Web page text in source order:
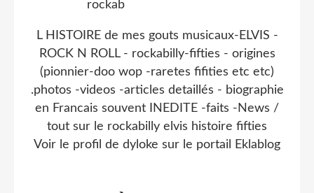
L HISTOIRE de mes gouts musicaux-ELVIS -
ROCK N ROLL - rockabilly-fifties - origines
(pionnier-doo wop -raretes fifities etc etc)
.photos -videos -articles detaillés - biographie
en Francais souvent INEDITE -faits -News /
tout sur le rockabilly elvis histoire fifties
Voir le profil de dyloke sur le portail Eklablog